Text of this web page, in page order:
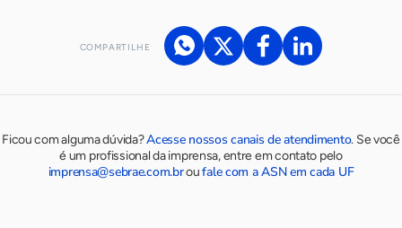
COMPARTILHE
Ficou com alguma dúvida?Acesse nossos canais de atendimento. Se você
é um profissional da imprensa, entre em contato pelo
imprensa@sebrae.com.broufale com a ASN em cada UF